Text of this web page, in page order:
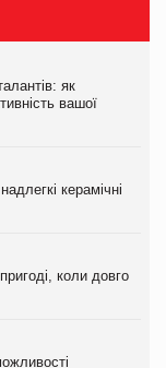
як
вашої
керамічні
коли довго